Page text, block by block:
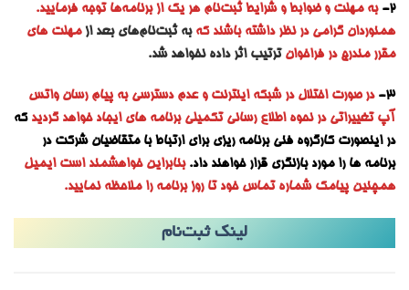
2- به مهلت و ضوابط و شرایط ثبت‌نام هر یک از برنامه‌ها توجه فرمایید.
همنوردان گرامی در نظر داشته باشند که به ثبت‌نام‌های بعد ازمهلت های
مقرر مندرج در فراخوانترتیب اثر داده نخواهد شد.
3-
در صورت اختلال در شبکه اینترنت و عدم دسترسی به پیام رسان واتس
آپ تغییراتی در نحوه اطلاع رسانی تکمیلی برنامه های ایجاد خواهد گردید که
در اینصورت کارگروه فنی برنامه ریزی برای ارتباط با متقاضیان شرکت در
برنامه ها را مورد بازنگری قرار خواهند داد. بنابراین خواهشمند است ایمیل
همچنین پیامک شماره تماس خود تا روز برنامه را ملاحظه نمایید.
لینک ثبت‌نام